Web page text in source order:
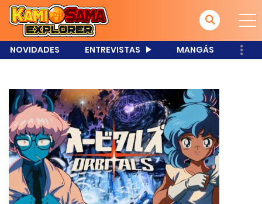
NOVIDADES ENTREVISTAS MANGÁS